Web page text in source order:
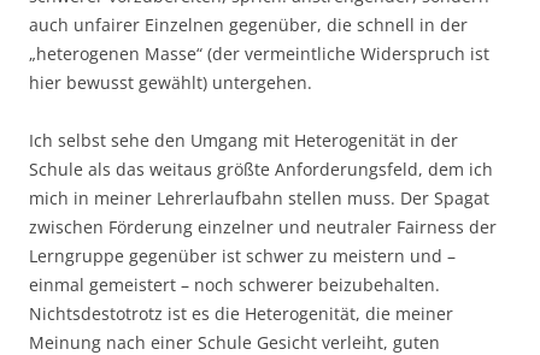
auch unfairer Einzelnen gegenüber, die schnell in der
„heterogenen Masse“ (der vermeintliche Widerspruch ist
hier bewusst gewählt) untergehen.
Ich selbst sehe den Umgang mit Heterogenität in der
Schule als das weitaus größte Anforderungsfeld, dem ich
mich in meiner Lehrerlaufbahn stellen muss. Der Spagat
zwischen Förderung einzelner und neutraler Fairness der
Lerngruppe gegenüber ist schwer zu meistern und –
einmal gemeistert – noch schwerer beizubehalten.
Nichtsdestotrotz ist es die Heterogenität, die meiner
Meinung nach einer Schule Gesicht verleiht, guten